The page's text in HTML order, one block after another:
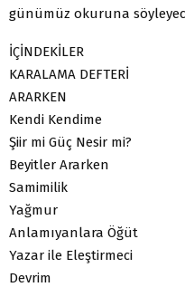
günümüz okuruna
İÇİNDEKİLER
KARALAMA DEFTERİ
ARARKEN
Kendi Kendime
Şiir mi Güç Nesir mi?
Beyitler Ararken
Samimilik
Yağmur
Anlamıyanlara Öğüt
Yazar ile Eleştirmeci
Devrim